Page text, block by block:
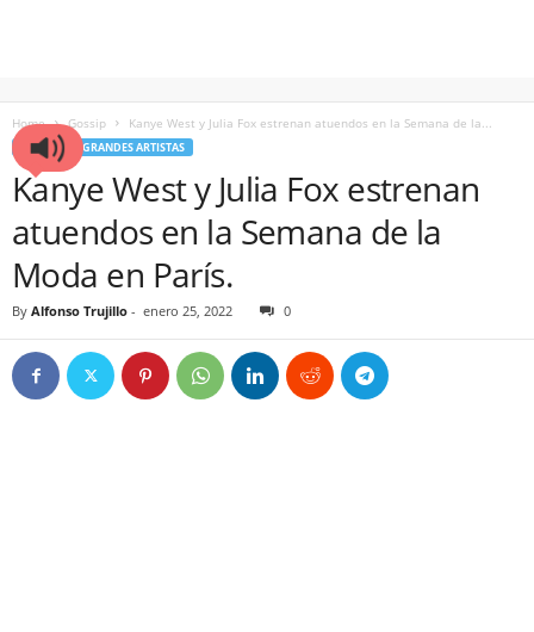
Home Gossip Kanye West y Julia Fox estrenan atuendos en la Semana de la...
GOSSIP GRANDES ARTISTAS
Kanye West y Julia Fox estrenan
atuendos en la Semana de la
Moda en París.
By Alfonso Trujillo - enero 25, 2022 0